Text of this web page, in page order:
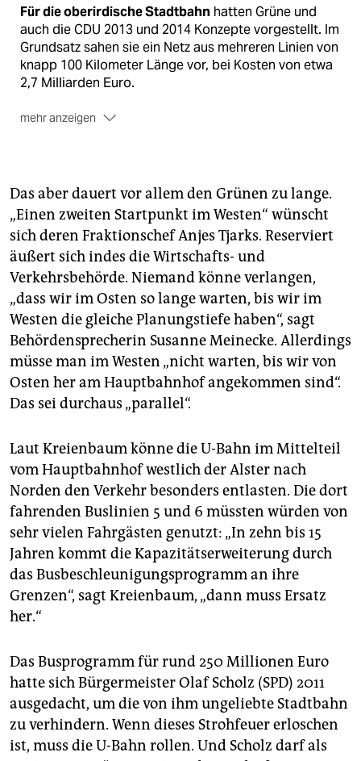
Für die oberirdische Stadtbahn hatten Grüne und
auch die CDU 2013 und 2014 Konzepte vorgestellt. Im
Grundsatz sahen sie ein Netz aus mehreren Linien von
knapp 100 Kilometer Länge vor, bei Kosten von etwa
2,7 Milliarden Euro.
mehr anzeigen
Die Rahmenbedingungen:30 Kilometer Gleise, 25
Jahre Bauzeit und 3,5 Milliarden Euro Baukosten.
Das aber dauert vor allem den Grünen zu lange.
„Einen zweiten Startpunkt im Westen“ wünscht
sich deren Fraktionschef Anjes Tjarks. Reserviert
äußert sich indes die Wirtschafts- und
Verkehrsbehörde. Niemand könne verlangen,
„dass wir im Osten so lange warten, bis wir im
Westen die gleiche Planungstiefe haben“, sagt
Behördensprecherin Susanne Meinecke. Allerdings
müsse man im Westen „nicht warten, bis wir von
Osten her am Hauptbahnhof angekommen sind“.
Das sei durchaus „parallel“.
Laut Kreienbaum könne die U-Bahn im Mittelteil
vom Hauptbahnhof westlich der Alster nach
Norden den Verkehr besonders entlasten. Die dort
fahrenden Buslinien 5 und 6 müssten würden von
sehr vielen Fahrgästen genutzt: „In zehn bis 15
Jahren kommt die Kapazitätserweiterung durch
das Busbeschleunigungsprogramm an ihre
Grenzen“, sagt Kreienbaum, „dann muss Ersatz
her.“
Das Busprogramm für rund 250 Millionen Euro
hatte sich Bürgermeister Olaf Scholz (SPD) 2011
ausgedacht, um die von ihm ungeliebte Stadtbahn
zu verhindern. Wenn dieses Strohfeuer erloschen
ist, muss die U-Bahn rollen. Und Scholz darf als